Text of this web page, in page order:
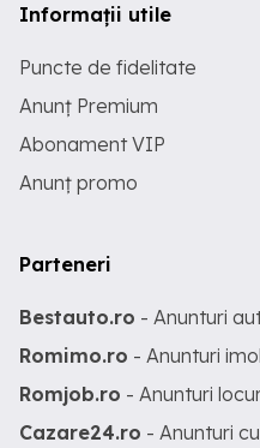
Informații utile
Puncte de fidelitate
Anunț Premium
Abonament VIP
Anunț promo
Parteneri
Bestauto.ro - Anunturi
Romimo.ro - Anunturi
Romjob.ro - Anunturi
Cazare24.ro - Anunturi